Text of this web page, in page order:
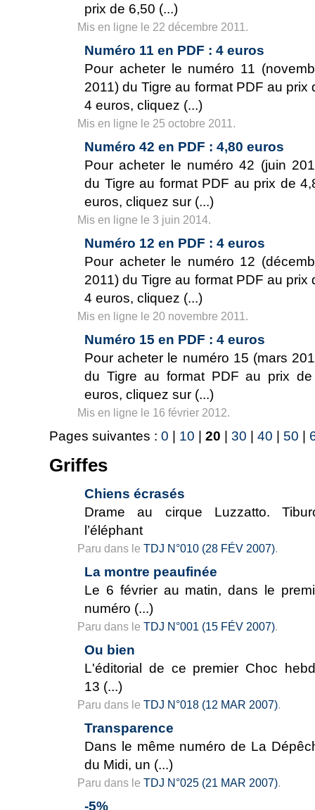
prix de 6,50 (...)
Mis en ligne le 22 décembre 2011.
Numéro 11 en PDF : 4 euros
Pour acheter le numéro 11
2011) du Tigre au format PDF au prix
4 euros, cliquez (...)
Mis en ligne le 25 octobre 2011.
Numéro 42 en PDF : 4,80 euros
Pour acheter le numéro 42 (juin
du Tigre au format PDF au prix de
euros, cliquez sur (...)
Mis en ligne le 3 juin 2014.
Numéro 12 en PDF : 4 euros
Pour acheter le numéro 12
2011) du Tigre au format PDF au prix
4 euros, cliquez (...)
Mis en ligne le 20 novembre 2011.
Numéro 15 en PDF : 4 euros
Pour acheter le numéro 15 (mars
du Tigre au format PDF au prix
euros, cliquez sur (...)
Mis en ligne le 16 février 2012.
Pages suivantes : 0 10 20 30 40 50
Griffes
Chiens écrasés
Drame au cirque Luzzatto.
l’éléphant
Paru dans le TDJ N°010 (28 FÉV 2007).
La montre peaufinée
Le 6 février au matin, dans le
numéro (...)
Paru dans le TDJ N°001 (15 FÉV 2007).
Ou bien
L'éditorial de ce premier Choc
13 (...)
Paru dans le TDJ N°018 (12 MAR 2007).
Transparence
Dans le même numéro de La
du Midi, un (...)
Paru dans le TDJ N°025 (21 MAR 2007).
-5%